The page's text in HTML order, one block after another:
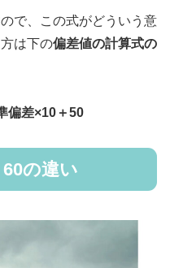
で、この式がどういう意
は下の偏差値の計算式の
偏差×10＋50
の違い